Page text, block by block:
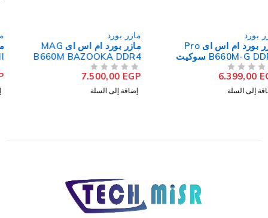
مازر بورد
مازر بورد ام اس اى MAG
B660M BAZOOKA DDR4
سوكيت معالج LGA 1700
7.500,00EGP
إضافة إلى السلة
مازر بورد
مازر بورد ام اس اى B450M-A
PRO MAX II سوكيت معالج
AM4
3.450,00EGP
إضافة إلى السلة